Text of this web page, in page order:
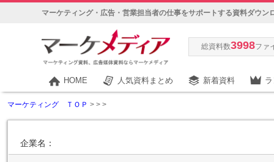
マーケティング・広告・営業担当者の仕事をサポートする資料ダウン
総資料数3998ファ
HOME 人気資料まとめ 新着資料
マーケティング ＴＯＰ > > >
企業名：